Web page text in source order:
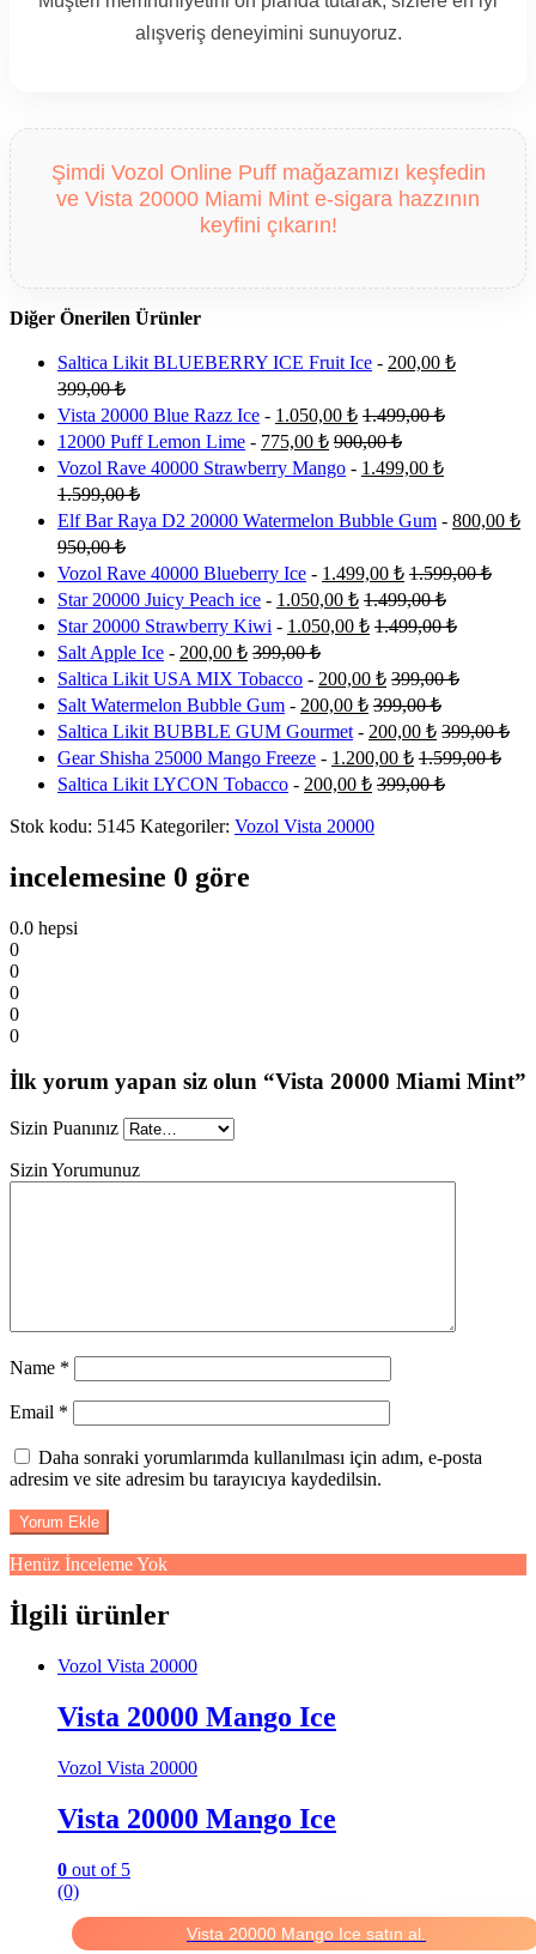
alışveriş deneyimini sunuyoruz.
Şimdi Vozol Online Puff mağazamızı keşfedin
ve Vista 20000 Miami Mint e-sigara hazzının
keyfini çıkarın!
Diğer Önerilen Ürünler
Saltica Likit BLUEBERRY ICE Fruit Ice - 200,00 ₺
399,00₺
Vista 20000 Blue Razz Ice - 1.050,00 ₺ 1.499,00₺
12000 Puff Lemon Lime - 775,00 ₺ 900,00₺
Vozol Rave 40000 Strawberry Mango - 1.499,00 ₺
1.599,00₺
Elf Bar Raya D2 20000 Watermelon Bubble Gum - 800,00 ₺
950,00₺
Vozol Rave 40000 Blueberry Ice - 1.499,00 ₺ 1.599,00₺
Star 20000 Juicy Peach ice - 1.050,00 ₺ 1.499,00₺
Star 20000 Strawberry Kiwi - 1.050,00 ₺ 1.499,00₺
Salt Apple Ice - 200,00 ₺ 399,00₺
Saltica Likit USA MIX Tobacco - 200,00 ₺ 399,00₺
Salt Watermelon Bubble Gum - 200,00 ₺ 399,00₺
Saltica Likit BUBBLE GUM Gourmet - 200,00 ₺ 399,00₺
Gear Shisha 25000 Mango Freeze - 1.200,00 ₺ 1.599,00₺
Saltica Likit LYCON Tobacco - 200,00 ₺ 399,00₺
Stok kodu: 5145 Kategoriler: Vozol Vista 20000
incelemesine 0 göre
0.0 hepsi
0
0
0
0
0
İlk yorum yapan siz olun “Vista 20000 Miami Mint”
Sizin Puanınız
Sizin Yorumunuz
Name *
Email *
Daha sonraki yorumlarımda kullanılması için adım, e-posta
adresim ve site adresim bu tarayıcıya kaydedilsin.
Henüz İnceleme Yok
İlgili ürünler
Vozol Vista 20000
Vista 20000 Mango Ice
Vozol Vista 20000
Vista 20000 Mango Ice
0 out of 5
(0)
Vista 20000 Mango Ice satın al.